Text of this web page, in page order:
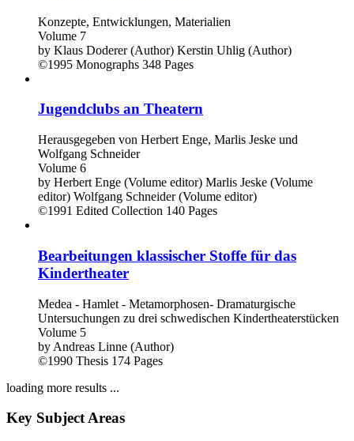
Konzepte, Entwicklungen, Materialien
Volume 7
by Klaus Doderer (Author) Kerstin Uhlig (Author)
©1995 Monographs 348 Pages
Jugendclubs an Theatern
Herausgegeben von Herbert Enge, Marlis Jeske und
Wolfgang Schneider
Volume 6
by Herbert Enge (Volume editor) Marlis Jeske (Volume
editor) Wolfgang Schneider (Volume editor)
©1991 Edited Collection 140 Pages
Bearbeitungen klassischer Stoffe für das
Kindertheater
Medea - Hamlet - Metamorphosen- Dramaturgische
Untersuchungen zu drei schwedischen Kindertheaterstücken
Volume 5
by Andreas Linne (Author)
©1990 Thesis 174 Pages
loading more results ...
Key Subject Areas